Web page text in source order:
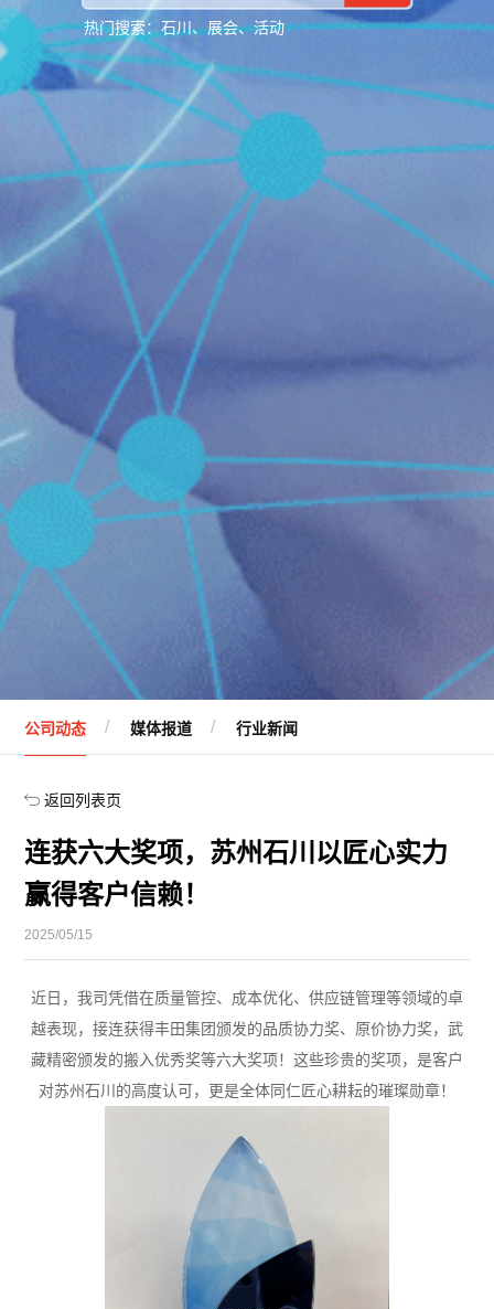
热门搜索：石川、展会、活动
公司动态 媒体报道 行业新闻
返回列表页
连获六大奖项，苏州石川以匠心实力
赢得客户信赖！
2025/05/15
近日，我司凭借在质量管控、成本优化、供应链管理等领域的卓
越表现，接连获得丰田集团颁发的品质协力奖、原价协力奖，武
藏精密颁发的搬入优秀奖等六大奖项！这些珍贵的奖项，是客户
对苏州石川的高度认可，更是全体同仁匠心耕耘的璀璨勋章！